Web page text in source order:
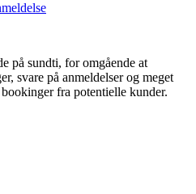
på sundti, for omgående at
svare på anmeldelser og meget
fra potentielle kunder.